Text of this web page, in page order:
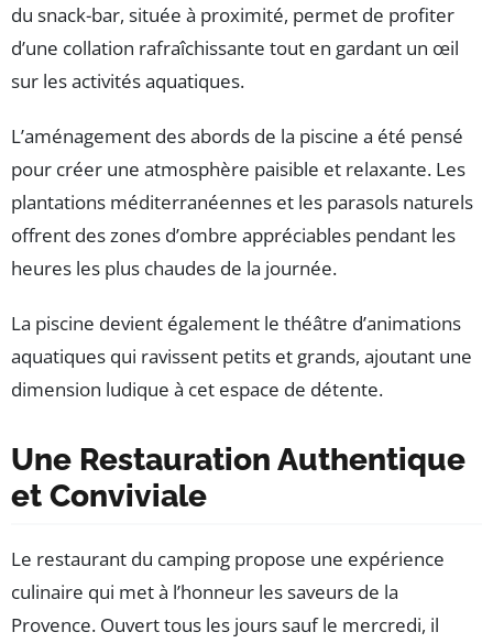
du snack-bar, située à proximité, permet de profiter
d’une collation rafraîchissante tout en gardant un œil
sur les activités aquatiques.
L’aménagement des abords de la piscine a été pensé
pour créer une atmosphère paisible et relaxante. Les
plantations méditerranéennes et les parasols naturels
offrent des zones d’ombre appréciables pendant les
heures les plus chaudes de la journée.
La piscine devient également le théâtre d’animations
aquatiques qui ravissent petits et grands, ajoutant une
dimension ludique à cet espace de détente.
Une Restauration Authentique
et Conviviale
Le restaurant du camping propose une expérience
culinaire qui met à l’honneur les saveurs de la
Provence. Ouvert tous les jours sauf le mercredi, il